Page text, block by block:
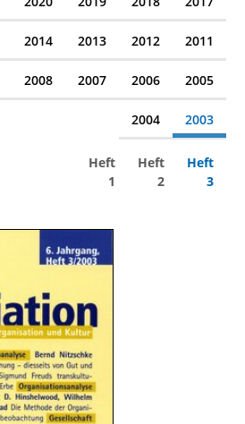
2014 2013 2012 2011
2008 2007 2006 2005
2004 2003
Heft
1
Heft
2
Heft
3